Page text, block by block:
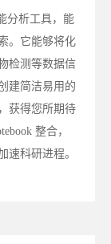
分析工具，能
。它能够将化
检测等数据信
建简洁易用的
获得您所期待
整合，
速科研进程。